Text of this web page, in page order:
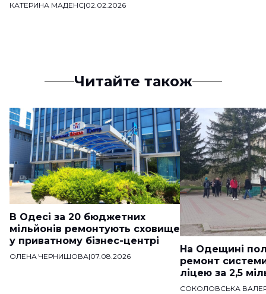
КАТЕРИНА МАДЕНС|02.02.2026
Читайте також
В Одесі за 20 бюджетних
мільйонів ремонтують сховище
у приватному бізнес-центрі
ОЛЕНА ЧЕРНИШОВА|07.08.2026
На Одещині
ремонт
ліцею за 2,5
СОКОЛОВСЬКА